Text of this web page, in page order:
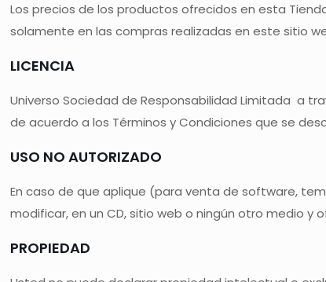
Los precios de los productos ofrecidos en esta
solamente en las compras realizadas en este sitio
LICENCIA
Universo Sociedad de Responsabilidad Limitada a
de acuerdo a los Términos y Condiciones que se
USO NO AUTORIZADO
En caso de que aplique (para venta de software,
modificar, en un CD, sitio web o ningún otro medio y
PROPIEDAD